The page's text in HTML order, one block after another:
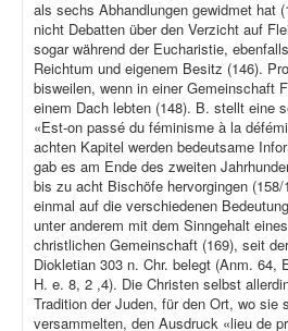
als sechs Abhandlungen gewidmet hat
nicht Debatten über den Verzicht auf
sogar während der Eucharistie,
Reichtum und eigenem Besitz (146).
bisweilen, wenn in einer Gemeinschaft
einem Dach lebten (148). B. stellt eine
«Est-on passé du féminisme à la
achten Kapitel werden bedeutsame
gab es am Ende des zweiten
bis zu acht Bischöfe hervorgingen
einmal auf die verschiedenen
unter anderem mit dem Sinngehalt
christlichen Gemeinschaft (169), seit
Diokletian 303 n. Chr. belegt (Anm. 64,
H. e. 8, 2 ,4). Die Christen selbst
Tradition der Juden, für den Ort, wo sie
versammelten, den Ausdruck «lieu de